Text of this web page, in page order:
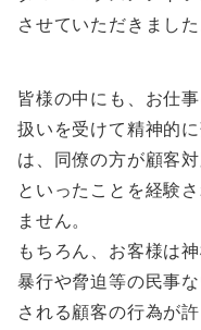
させていただきました
皆様の中にも、お仕
扱いを受けて精神的
は、同僚の方が顧客
といったことを経験
ません。
もちろん、お客様は
暴行や脅迫等の民事
される顧客の行為が